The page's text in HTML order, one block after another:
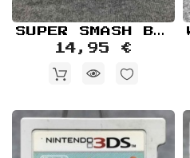
SUPER SMASH BROS NINTENDO 3DS
14,95 €